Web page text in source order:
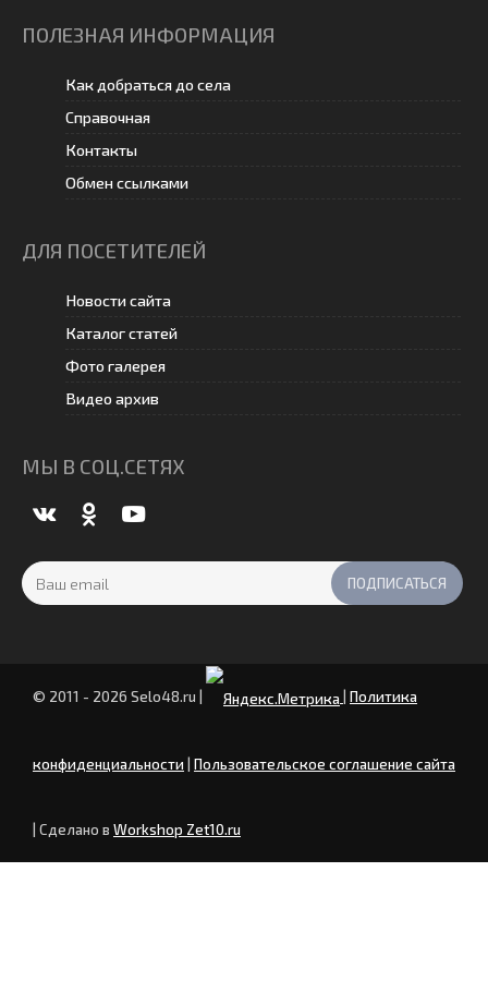
ПОЛЕЗНАЯ ИНФОРМАЦИЯ
Как добраться до села
Справочная
Контакты
Обмен ссылками
ДЛЯ ПОСЕТИТЕЛЕЙ
Новости сайта
Каталог статей
Фото галерея
Видео архив
МЫ В СОЦ.СЕТЯХ
© 2011 - 2026 Selo48.ru Политика
конфиденциальности Пользовательское соглашение сайта
| Сделано в Workshop Zet10.ru